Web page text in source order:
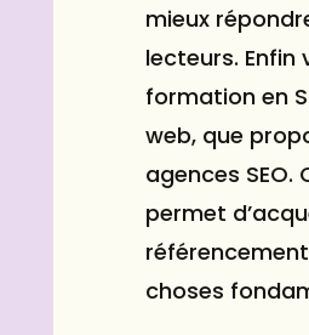
mieux
lecteurs. Enfin
formation en
web, que
agences
permet
choses